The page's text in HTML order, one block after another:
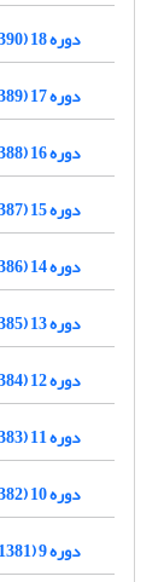
دوره 18 (1390)
دوره 17 (1389)
دوره 16 (1388)
دوره 15 (1387)
دوره 14 (1386)
دوره 13 (1385)
دوره 12 (1384)
دوره 11 (1383)
دوره 10 (1382)
دوره 9 (1381)